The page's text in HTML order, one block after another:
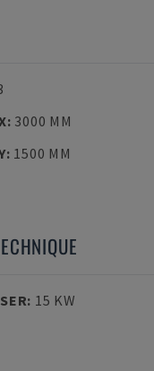
: 3000 MM
: 1500 MM
: 15 KW